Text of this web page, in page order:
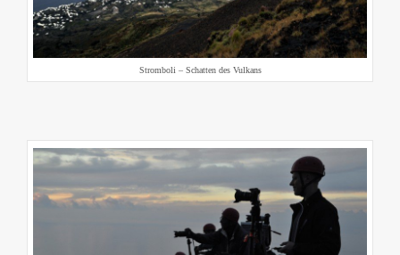
Stromboli – Schatten des Vulkans